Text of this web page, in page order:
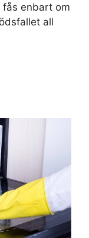
fås enbart om
all